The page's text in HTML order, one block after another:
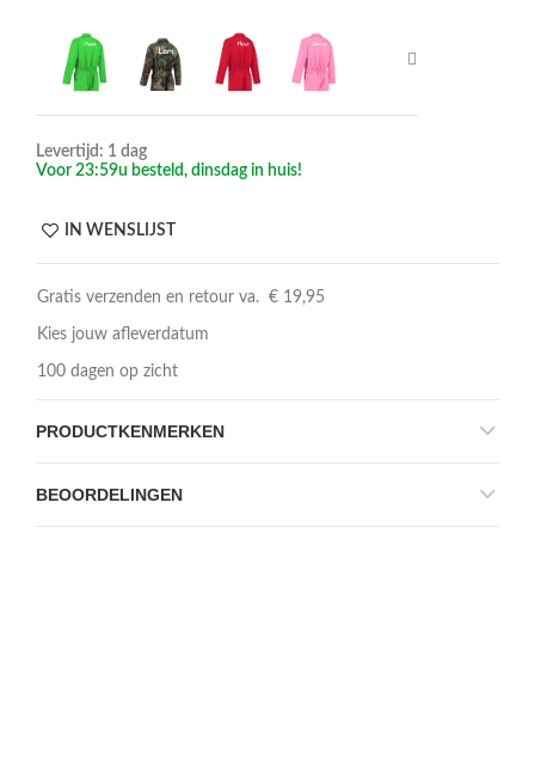
Levertijd: 1 dag
Voor 23:59u besteld, dinsdag in huis!
IN WENSLIJST
Gratis verzenden en retour va. € 19,95
Kies jouw afleverdatum
100 dagen op zicht
PRODUCTKENMERKEN
BEOORDELINGEN